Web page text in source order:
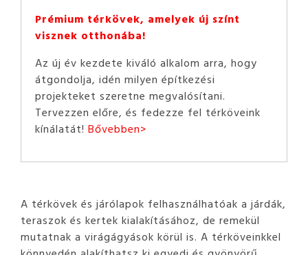
Prémium térkövek, amelyek új színt
visznek otthonába!
Az új év kezdete kiváló alkalom arra, hogy
átgondolja, idén milyen építkezési
projekteket szeretne megvalósítani.
Tervezzen előre, és fedezze fel térköveink
kínálatát! Bővebben>
A térkövek és járólapok felhasználhatóak a járdák,
teraszok és kertek kialakításához, de remekül
mutatnak a virágágyások körül is. A térköveinkkel